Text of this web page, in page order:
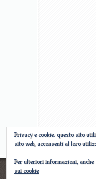
Privacy e cookie: questo sito
sito web, acconsenti al loro
Per ulteriori informazioni,
sui cookie